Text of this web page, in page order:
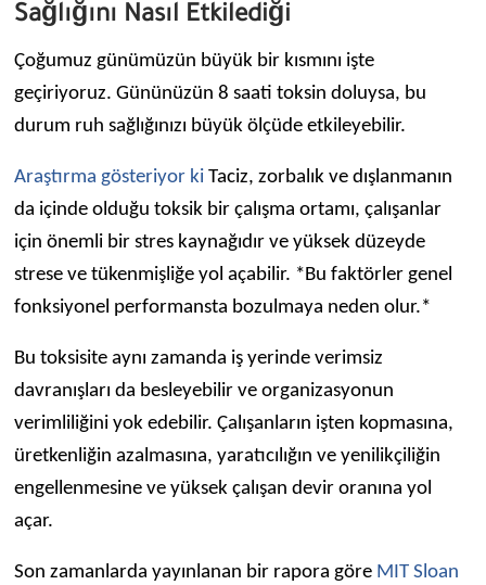
Sağlığını Nasıl Etkilediği
Çoğumuz günümüzün büyük bir kısmını işte
geçiriyoruz. Gününüzün 8 saati toksin doluysa, bu
durum ruh sağlığınızı büyük ölçüde etkileyebilir.
Araştırma gösteriyor kiTaciz, zorbalık ve dışlanmanın
da içinde olduğu toksik bir çalışma ortamı, çalışanlar
için önemli bir stres kaynağıdır ve yüksek düzeyde
strese ve tükenmişliğe yol açabilir. *Bu faktörler genel
fonksiyonel performansta bozulmaya neden olur.*
Bu toksisite aynı zamanda iş yerinde verimsiz
davranışları da besleyebilir ve organizasyonun
verimliliğini yok edebilir. Çalışanların işten kopmasına,
üretkenliğin azalmasına, yaratıcılığın ve yenilikçiliğin
engellenmesine ve yüksek çalışan devir oranına yol
açar.
Son zamanlarda yayınlanan bir rapora göre MIT Sloan